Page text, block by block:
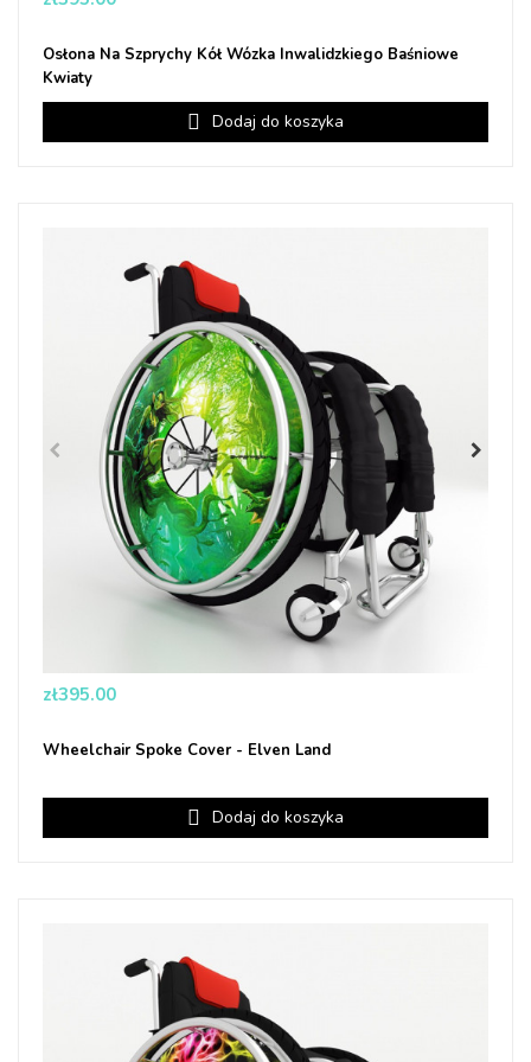
Osłona Na Szprychy Kół Wózka Inwalidzkiego Baśniowe
Kwiaty
Dodaj do koszyka
Price
zł395.00
Wheelchair Spoke Cover - Elven Land
Dodaj do koszyka